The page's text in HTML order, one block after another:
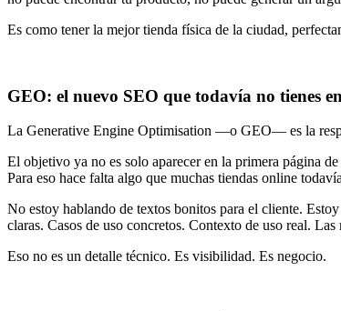
Es como tener la mejor tienda física de la ciudad,
GEO: el nuevo SEO que todavía no tienes
La Generative Engine Optimisation —o GEO— es la
El objetivo ya no es solo aparecer en la primera página
Para eso hace falta algo que muchas tiendas online
No estoy hablando de textos bonitos para el cliente.
claras. Casos de uso concretos. Contexto de uso real.
Eso no es un detalle técnico. Es visibilidad. Es negocio.